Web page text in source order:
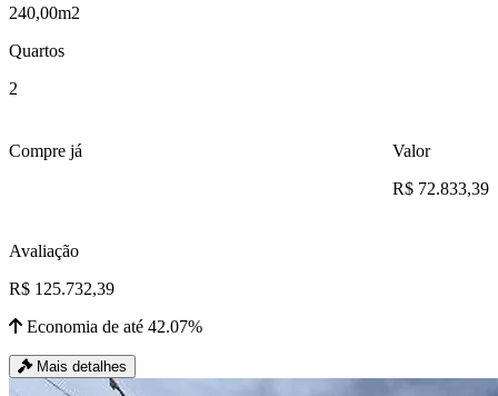
240,00m2
Quartos
2
Compre já
Valor
R$ 72.833,39
Avaliação
R$ 125.732,39
Economia de até 42.07%
Mais detalhes